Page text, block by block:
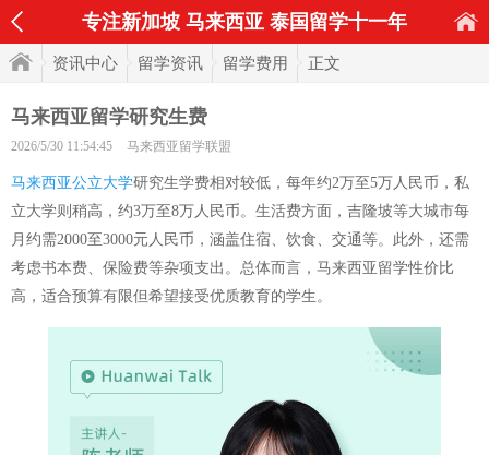
专注新加坡 马来西亚 泰国留学十一年
资讯中心 留学资讯 留学费用 正文
马来西亚留学研究生费
2026/5/30 11:54:45 马来西亚留学联盟
马来西亚公立大学研究生学费相对较低，每年约2万至5万人民币，私
立大学则稍高，约3万至8万人民币。生活费方面，吉隆坡等大城市每
月约需2000至3000元人民币，涵盖住宿、饮食、交通等。此外，还需
考虑书本费、保险费等杂项支出。总体而言，马来西亚留学性价比
高，适合预算有限但希望接受优质教育的学生。